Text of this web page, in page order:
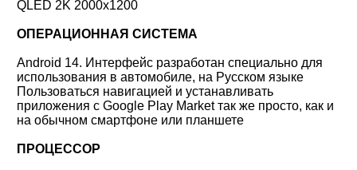
QLED 2K 2000x1200
ОПЕРАЦИОННАЯ СИСТЕМА
Android 14. Интерфейс разработан специально для
использования в автомобиле, на Русском языке
Пользоваться навигацией и устанавливать
приложения с Google Play Market так же просто, как и
на обычном смартфоне или планшете
ПРОЦЕССОР